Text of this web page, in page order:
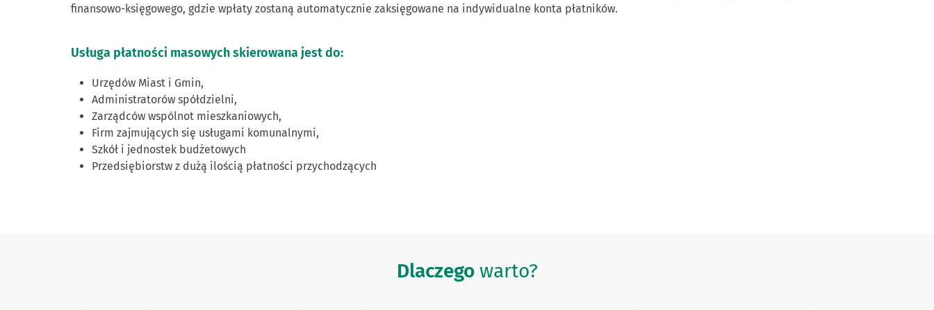
finansowo-księgowego, gdzie wpłaty zostaną automatycznie zaksięgowane na indywidualne konta płatników.
Usługa płatności masowych skierowana jest do:
Urzędów Miast i Gmin,
Administratorów spółdzielni,
Zarządców wspólnot mieszkaniowych,
Firm zajmujących się usługami komunalnymi,
Szkół i jednostek budżetowych
Przedsiębiorstw z dużą ilością płatności przychodzących
Dlaczegowarto?